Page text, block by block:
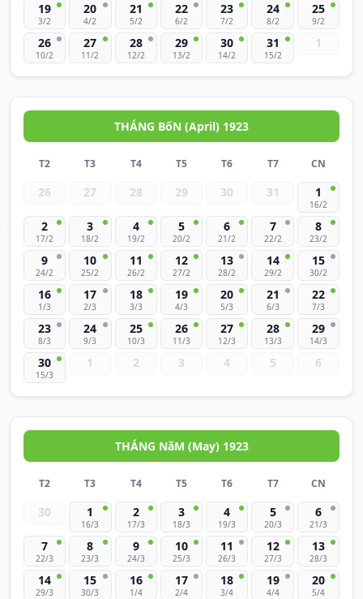
19
3/2
20
4/2
21
5/2
22
6/2
23
7/2
24
8/2
25
9/2
26
10/2
27
11/2
28
12/2
29
13/2
30
14/2
31
15/2
1
THÁNG BốN (April) 1923
T2 T3 T4 T5 T6 T7 CN
26 27 28 29 30 31 1
16/2
2
17/2
3
18/2
4
19/2
5
20/2
6
21/2
7
22/2
8
23/2
9
24/2
10
25/2
11
26/2
12
27/2
13
28/2
14
29/2
15
30/2
16
1/3
17
2/3
18
3/3
19
4/3
20
5/3
21
6/3
22
7/3
23
8/3
24
9/3
25
10/3
26
11/3
27
12/3
28
13/3
29
14/3
30
15/3
1 2 3 4 5 6
THÁNG NăM (May) 1923
T2 T3 T4 T5 T6 T7 CN
30 1
16/3
2
17/3
3
18/3
4
19/3
5
20/3
6
21/3
7
22/3
8
23/3
9
24/3
10
25/3
11
26/3
12
27/3
13
28/3
14
29/3
15
30/3
16
1/4
17
2/4
18
3/4
19
4/4
20
5/4